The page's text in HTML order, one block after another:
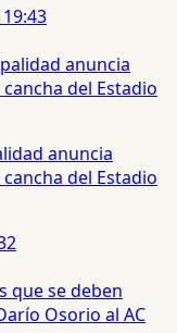
anuncia
del Estadio